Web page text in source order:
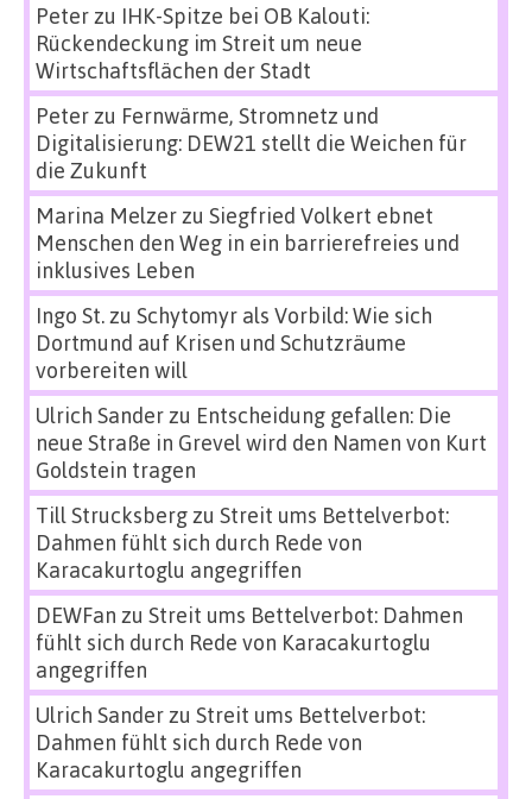
Peterzu IHK-Spitze bei OB Kalouti:
Rückendeckung im Streit um neue
Wirtschaftsflächen der Stadt
Peterzu Fernwärme, Stromnetz und
Digitalisierung: DEW21 stellt die Weichen für
die Zukunft
Marina Melzerzu Siegfried Volkert ebnet
Menschen den Weg in ein barrierefreies und
inklusives Leben
Ingo St.zu Schytomyr als Vorbild: Wie sich
Dortmund auf Krisen und Schutzräume
vorbereiten will
Ulrich Sanderzu Entscheidung gefallen: Die
neue Straße in Grevel wird den Namen von Kurt
Goldstein tragen
Till Strucksbergzu Streit ums Bettelverbot:
Dahmen fühlt sich durch Rede von
Karacakurtoglu angegriffen
DEWFan zu Streit ums Bettelverbot: Dahmen
fühlt sich durch Rede von Karacakurtoglu
angegriffen
Ulrich Sanderzu Streit ums Bettelverbot:
Dahmen fühlt sich durch Rede von
Karacakurtoglu angegriffen